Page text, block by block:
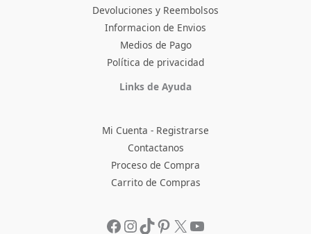
Devoluciones y Reembolsos
Informacion de Envios
Medios de Pago
Política de privacidad
Links de Ayuda
Mi Cuenta - Registrarse
Contactanos
Proceso de Compra
Carrito de Compras
Facebook
Instagram
TikTokPinterest